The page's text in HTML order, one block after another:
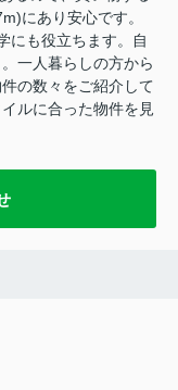
にあり安心です。
にも役立ちます。自
一人暮らしの方から
の数々をご紹介して
ルに合った物件を見